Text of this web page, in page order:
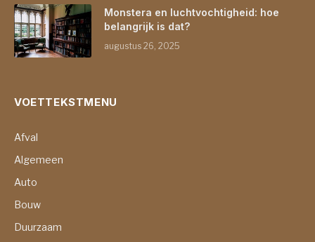
Monstera en luchtvochtigheid: hoe
belangrijk is dat?
augustus 26, 2025
VOETTEKSTMENU
Afval
Algemeen
Auto
Bouw
Duurzaam